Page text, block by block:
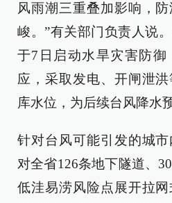
风雨潮三重叠加影响，
峻。”有关部门负责人说
于7日启动水旱灾害防
应，采取发电、开闸泄
库水位，为后续台风降水
针对台风可能引发的城
对全省126条地下隧道、
低洼易涝风险点展开拉